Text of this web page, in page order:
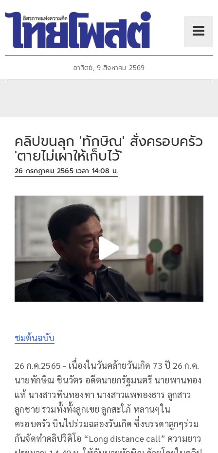
อาทิตย์, 9 สิงหาคม 2569
คลิปขนลุก 'ทักษิณ' สั่งครอบครัว
'ตายไม่เผาให้เก็บไว้'
26 กรกฎาคม 2565 เวลา 14:08 น.
ชมต้นฉบับ
26 ก.ค.2565 - เนื่องในวันคล้ายวันเกิด 73 ปี 26 ก.ค.
นายทักษิณ ชินวัตร อดีตนายกรัฐมนตรี นายพานทอง
แท้ นางสาวพินทองทา นางสาวแพทองธาร ลูกสาว
ลูกชาย รวมทั้งทั้งลูกเขย ลูกสะใภ้ หลานๆใน
ครอบครัว บินไปร่วมฉลองวันเกิด ซึ่งบรรดาลูกๆร่วม
กันจัดทำคลิปวิดิโอ “Long distance call” ความยาว